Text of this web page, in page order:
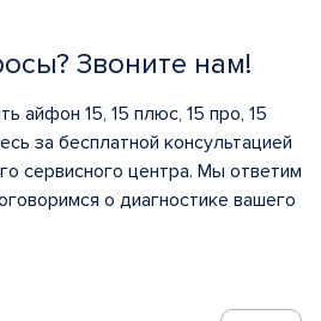
Звоните нам!
айфон 15, 15 плюс, 15 про, 15
за бесплатной консультацией
сервисного центра. Мы ответим
о диагностике вашего